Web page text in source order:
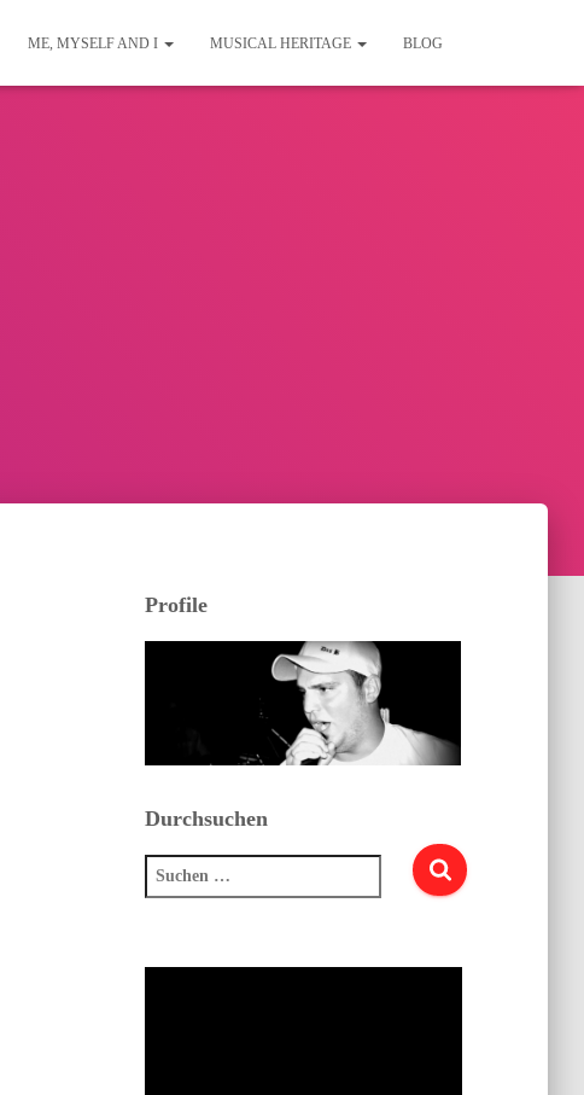
ME, MYSELF AND I MUSICAL HERITAGE BLOG
Profile
Durchsuchen
Suchen
nach: